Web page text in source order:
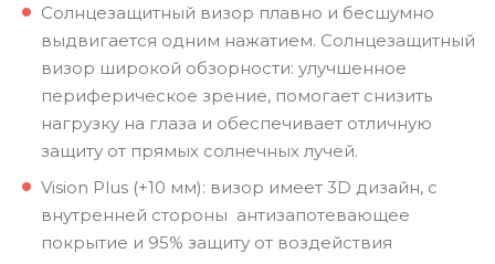
Солнцезащитный визор плавно и бесшумно
выдвигается одним нажатием. Солнцезащитный
визор широкой обзорности: улучшенное
периферическое зрение, помогает снизить
нагрузку на глаза и обеспечивает отличную
защиту от прямых солнечных лучей.
Vision Plus (+10 мм): визор имеет 3D дизайн, с
внутренней стороны антизапотевающее
покрытие и 95% защиту от воздействия